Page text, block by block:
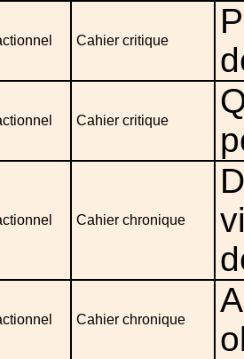
Cahier critique
Cahier critique
Cahier chronique
Cahier chronique